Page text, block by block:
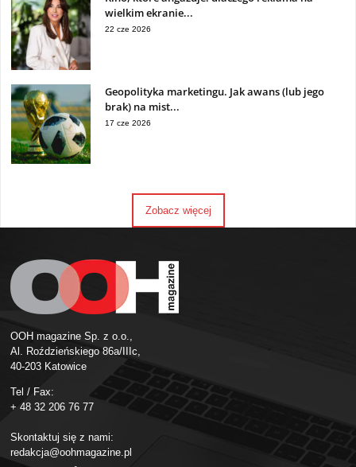
wielkim ekranie...
22 cze 2026
Geopolityka marketingu. Jak awans (lub jego
brak) na mist...
17 cze 2026
Zobacz więcej
OOH magazine Sp. z o.o.,
Al. Roździeńskiego 86a/IIIc,
40-203 Katowice
Tel / Fax:
+ 48 32 206 76 77
Skontaktuj się z nami:
redakcja@oohmagazine.pl